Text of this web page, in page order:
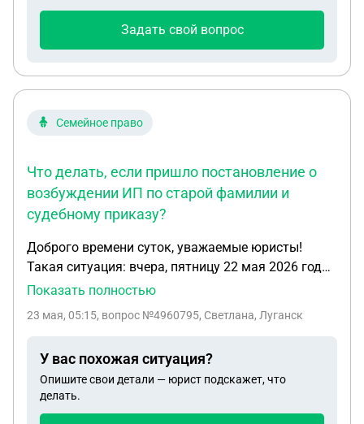
Задать свой вопрос
Семейное право
Что делать, если пришло постановление о
возбуждении ИП по старой фамилии и
судебному приказу?
Доброго времени суток, уважаемые юристы!
Такая ситуация: вчера, пятницу 22 мая 2026 года,
поздно вечером через Госуслуги пришло
постановления - август 2022 года. Данное
приказа, также от 2022 года. Оба документа
вынесены на мою фамилию от первого брака,
которую я поменяла выйдя замуж в 2007 году.
Показать полностью
23 мая, 05:15, вопрос №4960795, Светлана, Луганск
У вас похожая ситуация?
Опишите свои детали — юрист подскажет, что
делать.